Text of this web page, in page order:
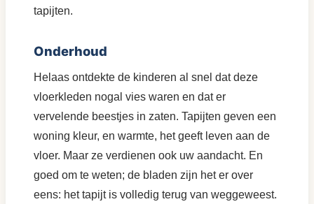
tapijten.
Onderhoud
Helaas ontdekte de kinderen al snel dat deze
vloerkleden nogal vies waren en dat er
vervelende beestjes in zaten. Tapijten geven een
woning kleur, en warmte, het geeft leven aan de
vloer. Maar ze verdienen ook uw aandacht. En
goed om te weten; de bladen zijn het er over
eens: het tapijt is volledig terug van weggeweest.